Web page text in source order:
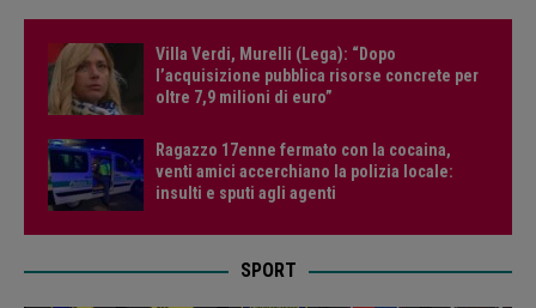
Villa Verdi, Murelli (Lega): “Dopo
l’acquisizione pubblica risorse concrete per
oltre 7,9 milioni di euro”
Ragazzo 17enne fermato con la cocaina,
venti amici accerchiano la polizia locale:
insulti e sputi agli agenti
SPORT